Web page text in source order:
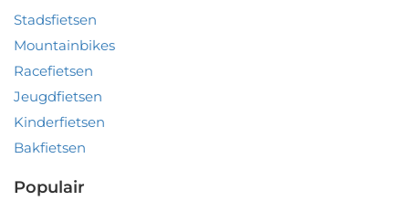
Stadsfietsen
Mountainbikes
Racefietsen
Jeugdfietsen
Kinderfietsen
Bakfietsen
Populair